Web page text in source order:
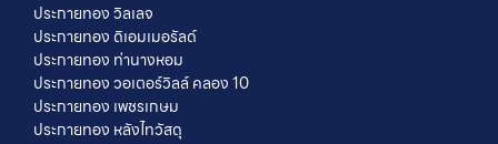
ประกายทอง วิลเลจ
ประกายทอง ดิเอมเมอรัลด์
ประกายทอง ท่านางหอม
ประกายทอง วอเตอร์วิลล์ คลอง 10
ประกายทอง เพชรเกษม
ประกายทอง หลังไทวัสดุ